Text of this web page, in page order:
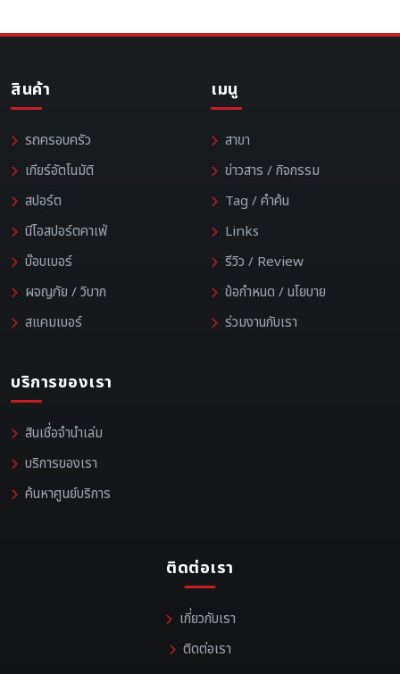
สินค้า
รถครอบครัว
เกียร์อัตโนมัติ
สปอร์ต
นีโอสปอร์ตคาเฟ่
บ๊อบเบอร์
ผจญภัย / วิบาก
สแคมเบอร์
เมนู
สาขา
ข่าวสาร / กิจกรรม
Tag / คำค้น
Links
รีวิว / Review
ข้อกำหนด / นโยบาย
ร่วมงานกับเรา
บริการของเรา
สินเชื่อจำนำเล่ม
บริการของเรา
ค้นหาศูนย์บริการ
ติดต่อเรา
เกี่ยวกับเรา
ติดต่อเรา